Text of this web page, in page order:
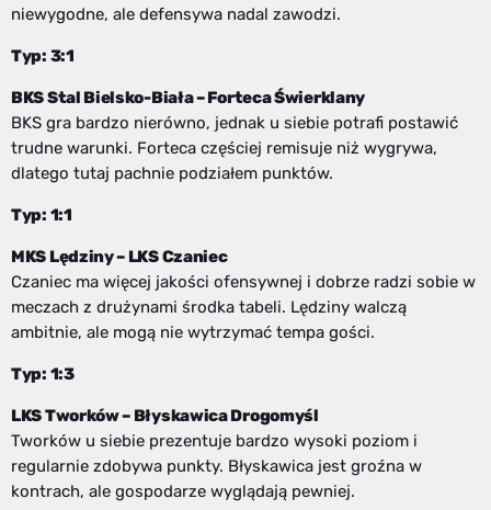
niewygodne, ale defensywa nadal zawodzi.
Typ: 3:1
BKS Stal Bielsko-Biała – Forteca Świerklany
BKS gra bardzo nierówno, jednak u siebie potrafi postawić
trudne warunki. Forteca częściej remisuje niż wygrywa,
dlatego tutaj pachnie podziałem punktów.
Typ: 1:1
MKS Lędziny – LKS Czaniec
Czaniec ma więcej jakości ofensywnej i dobrze radzi sobie w
meczach z drużynami środka tabeli. Lędziny walczą
ambitnie, ale mogą nie wytrzymać tempa gości.
Typ: 1:3
LKS Tworków – Błyskawica Drogomyśl
Tworków u siebie prezentuje bardzo wysoki poziom i
regularnie zdobywa punkty. Błyskawica jest groźna w
kontrach, ale gospodarze wyglądają pewniej.